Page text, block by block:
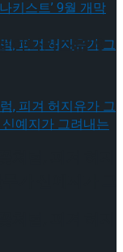
럼, 피겨 허지
아나키스트’ 9